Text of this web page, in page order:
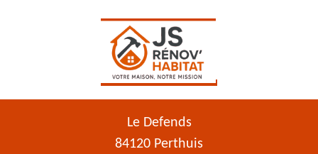
Le Defends
84120 Perthuis